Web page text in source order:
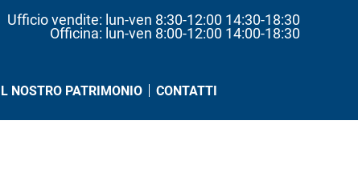
Ufficio vendite: lun-ven 8:30-12:00 14:30-18:30
Officina: lun-ven 8:00-12:00 14:00-18:30
NOSTRO PATRIMONIO CONTATTI